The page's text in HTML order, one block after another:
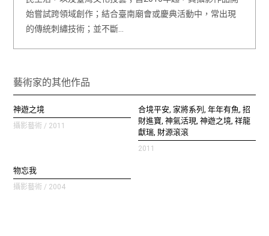
始嘗試跨領域創作；結合臺南廟會或慶典活動中，常出現
的傳統刺繡技術；並不斷…
藝術家的其他作品
神遊之境
攝影藝術 / 2011
合境平安, 家將系列, 年年有魚, 招
財進寶, 神氣活現, 神遊之境, 祥龍
獻瑞, 財源滾滾
2011
物忘我
攝影藝術 / 2004